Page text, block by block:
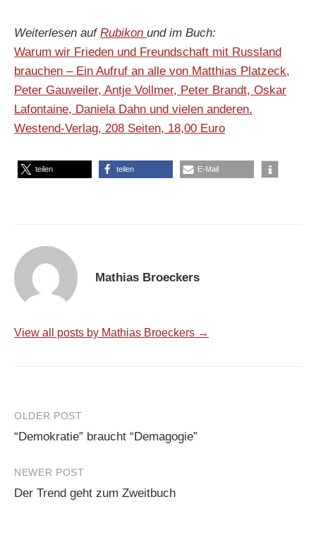
Weiterlesen auf Rubikon und im Buch:
Warum wir Frieden und Freundschaft mit Russland
brauchen – Ein Aufruf an alle von Matthias Platzeck,
Peter Gauweiler, Antje Vollmer, Peter Brandt, Oskar
Lafontaine, Daniela Dahn und vielen anderen.
Westend-Verlag, 208 Seiten, 18,00 Euro
teilen teilen E-Mail
Mathias Broeckers
View all posts by Mathias Broeckers →
Post
navigation
OLDER POST
“Demokratie” braucht “Demagogie”
NEWER POST
Der Trend geht zum Zweitbuch